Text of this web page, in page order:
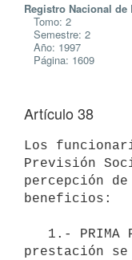
Registro Nacional de
Tomo: 2
Semestre: 2
Año: 1997
Página: 1609
Artículo 38
Los
Previsión
percepción
beneficios:
prestación